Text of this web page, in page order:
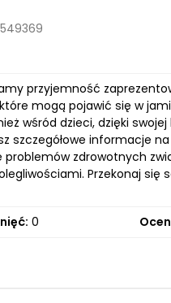
przyjemność
mogą pojawić się w
wśród dzieci, dzięki
szczegółowe informacje
zdrowotnych
Przekonaj
0